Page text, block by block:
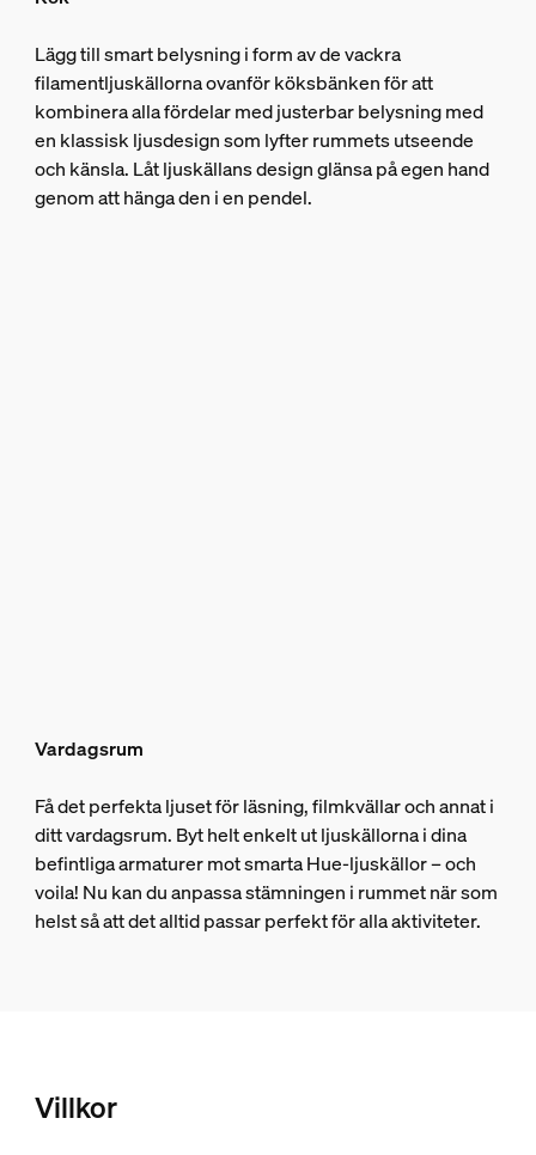
Lägg till smart belysning i form av de vackra
filamentljuskällorna ovanför köksbänken för att
kombinera alla fördelar med justerbar belysning med
en klassisk ljusdesign som lyfter rummets utseende
och känsla. Låt ljuskällans design glänsa på egen hand
genom att hänga den i en pendel.
Vardagsrum
Få det perfekta ljuset för läsning, filmkvällar och annat i
ditt vardagsrum. Byt helt enkelt ut ljuskällorna i dina
befintliga armaturer mot smarta Hue-ljuskällor – och
voila! Nu kan du anpassa stämningen i rummet när som
helst så att det alltid passar perfekt för alla aktiviteter.
Villkor